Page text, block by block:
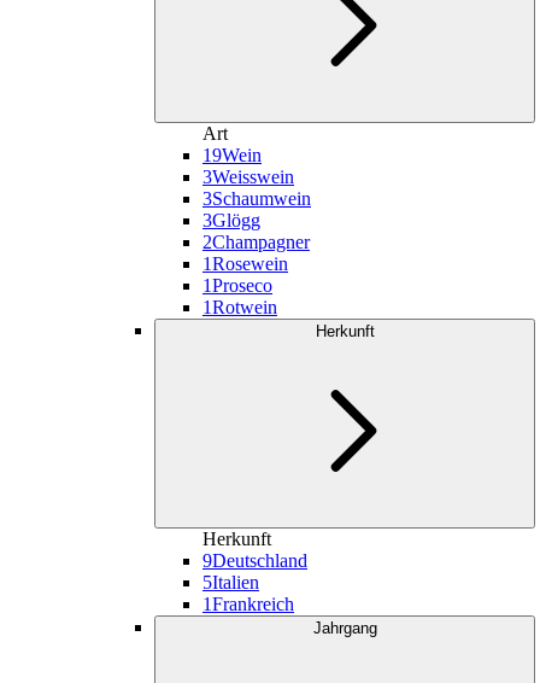
Art
19Wein
3Weisswein
3Schaumwein
3Glögg
2Champagner
1Rosewein
1Proseco
1Rotwein
Herkunft
Herkunft
9Deutschland
5Italien
1Frankreich
Jahrgang